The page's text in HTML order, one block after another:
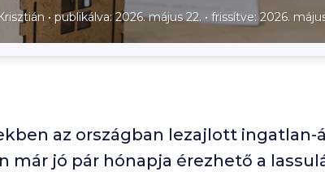
• publikálva: 2026. május 22. • frissítve: 2026.
az országban lezajlott
már jó pár hónapja érezhető a